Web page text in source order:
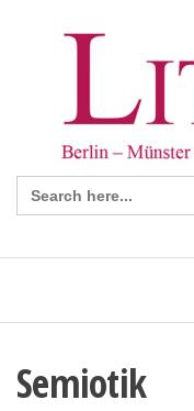
Search
for:
Semiotik